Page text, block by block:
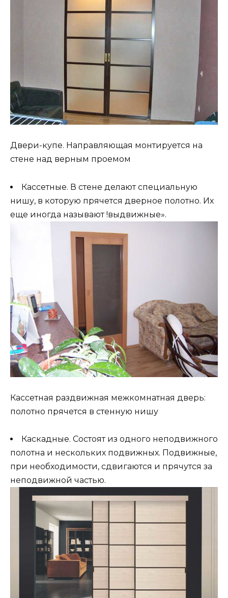
Двери-купе. Направляющая монтируется на
стене над верным проемом
Кассетные. В стене делают специальную
нишу, в которую прячется дверное полотно. Их
еще иногда называют !выдвижные».
Кассетная раздвижная межкомнатная дверь:
полотно прячется в стенную нишу
Каскадные. Состоят из одного неподвижного
полотна и нескольких подвижных. Подвижные,
при необходимости, сдвигаются и прячутся за
неподвижной частью.